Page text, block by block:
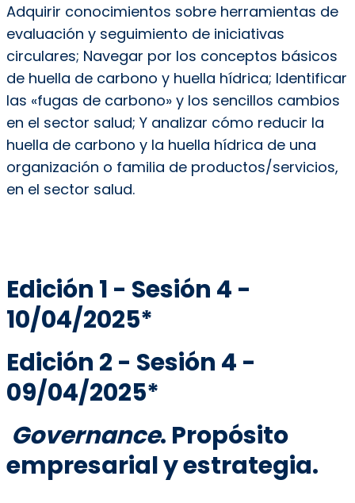
Adquirir conocimientos sobre herramientas de
evaluación y seguimiento de iniciativas
circulares; Navegar por los conceptos básicos
de huella de carbono y huella hídrica; Identificar
las «fugas de carbono» y los sencillos cambios
en el sector salud; Y analizar cómo reducir la
huella de carbono y la huella hídrica de una
organización o familia de productos/servicios,
en el sector salud.
Edición 1 - Sesión 4 -
10/04/2025*
Edición 2 - Sesión 4 -
09/04/2025*
Governance. Propósito
empresarial y estrategia.